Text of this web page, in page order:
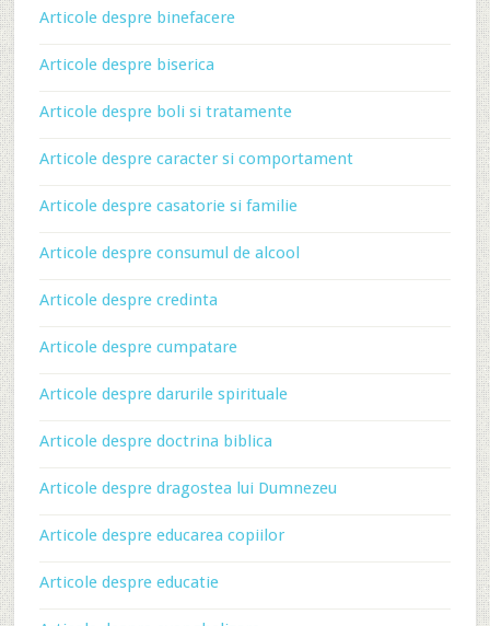
Articole despre binefacere
Articole despre biserica
Articole despre boli si tratamente
Articole despre caracter si comportament
Articole despre casatorie si familie
Articole despre consumul de alcool
Articole despre credinta
Articole despre cumpatare
Articole despre darurile spirituale
Articole despre doctrina biblica
Articole despre dragostea lui Dumnezeu
Articole despre educarea copiilor
Articole despre educatie